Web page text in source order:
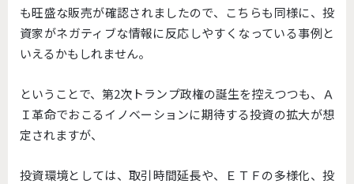
も旺盛な販売が確認されましたので、こちらも同様に、投
資家がネガティブな情報に反応しやすくなっている事例と
いえるかもしれません。
ということで、第2次トランプ政権の誕生を控えつつも、Ａ
Ｉ革命でおこるイノベーションに期待する投資の拡大が想
定されますが、
投資環境としては、取引時間延長や、ＥＴＦの多様化、投